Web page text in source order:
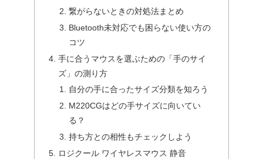
繋がらないときの対処法まとめ
Bluetooth未対応でも困らない使い方の
コツ
手に合うマウスを選ぶための「手のサイ
ズ」の測り方
自分の手に合ったサイズ分類を知ろう
M220CGはどの手サイズに向いてい
る？
持ち方との相性もチェックしよう
ロジクール ワイヤレスマウス 静音